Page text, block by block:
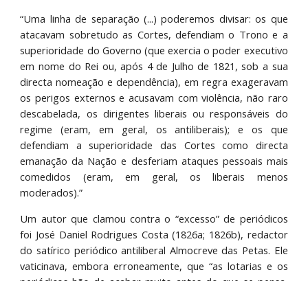
“Uma linha de separação (...) poderemos divisar: os que
atacavam sobretudo as Cortes, defendiam o Trono e a
superioridade do Governo (que exercia o poder executivo
em nome do Rei ou, após 4 de Julho de 1821, sob a sua
directa nomeação e dependência), em regra exageravam
os perigos externos e acusavam com violência, não raro
descabelada, os dirigentes liberais ou responsáveis do
regime (eram, em geral, os antiliberais); e os que
defendiam a superioridade das Cortes como directa
emanação da Nação e desferiam ataques pessoais mais
comedidos (eram, em geral, os liberais menos
moderados).”
Um autor que clamou contra o “excesso” de periódicos
foi José Daniel Rodrigues Costa (1826a; 1826b), redactor
do satírico periódico antiliberal Almocreve das Petas. Ele
vaticinava, embora erroneamente, que “as lotarias e os